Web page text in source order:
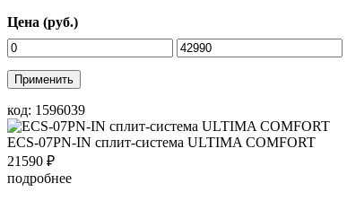
Цена (руб.)
Применить
код: 1596039
ECS-07PN-IN сплит-система ULTIMA COMFORT
21590 ₽
подробнее